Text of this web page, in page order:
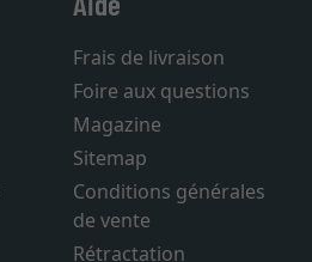
Aide
Frais de livraison
Foire aux questions
Magazine
Sitemap
Conditions générales
de vente